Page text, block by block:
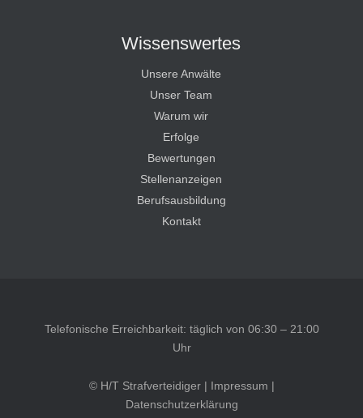
Wissenswertes
Unsere Anwälte
Unser Team
Warum wir
Erfolge
Bewertungen
Stellenanzeigen
Berufsausbildung
Kontakt
Telefonische Erreichbarkeit: täglich von 06:30 – 21:00
Uhr
© H/T Strafverteidiger | Impressum |
Datenschutzerklärung